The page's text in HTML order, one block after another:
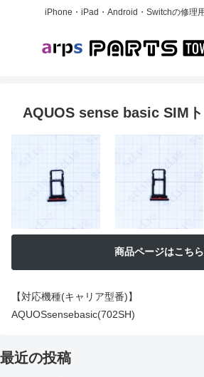
iPhone・iPad・Android・Switchの修理
AQUOS sense basic SIM
商品ページはこちら
【対応機種(キャリア型番)】
AQUOSsensebasic(702SH)
最近の投稿